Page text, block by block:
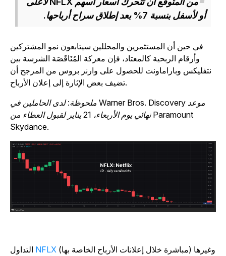
أو لأسفل بنسبة 7% بعد إطلاق سراح أرباحها.
في حين أن المستثمرين والمحللين سيتابعون نمو المشتركين
وأرقام الربحية كالمعتاد، فإن معركة المُنَاقَصَة الشرسة بين
نتفليكس وباراماونت للحصول على وارنر بروس من المرجح أن
ملحوظة: لدى الحاملين في Warner Bros. Discovery موعد
نهائي يوم الأربعاء، 21 يناير لقبول العطاء من Paramount
Skydance.
التداولNFLX(مباشرة خلال إعلانات الأرباح الخاصة بها) وغيرها